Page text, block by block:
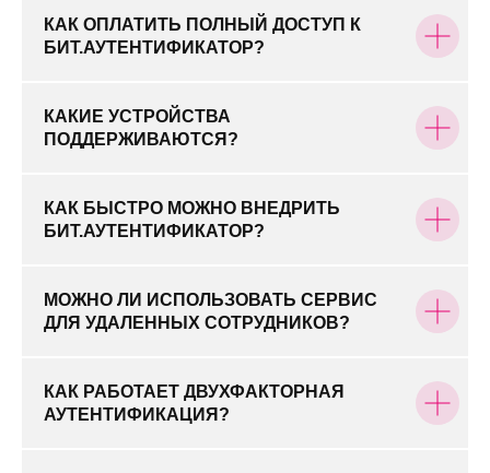
КАК ОПЛАТИТЬ ПОЛНЫЙ ДОСТУП К
БИТ.АУТЕНТИФИКАТОР?
КАКИЕ УСТРОЙСТВА
ПОДДЕРЖИВАЮТСЯ?
КАК БЫСТРО МОЖНО ВНЕДРИТЬ
БИТ.АУТЕНТИФИКАТОР?
МОЖНО ЛИ ИСПОЛЬЗОВАТЬ СЕРВИС
ДЛЯ УДАЛЕННЫХ СОТРУДНИКОВ?
КАК РАБОТАЕТ ДВУХФАКТОРНАЯ
АУТЕНТИФИКАЦИЯ?